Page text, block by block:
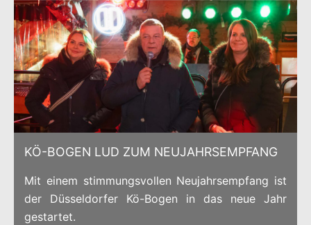
KÖ-BOGEN LUD ZUM NEUJAHRSEMPFANG
Mit einem stimmungsvollen Neujahrsempfang ist
der Düsseldorfer Kö-Bogen in das neue Jahr
gestartet.